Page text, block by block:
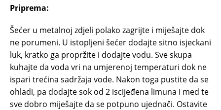
Priprema:
Šećer u metalnoj zdjeli polako zagrijte i miješajte dok
ne porumeni. U istopljeni šećer dodajte sitno isjeckani
luk, kratko ga propržite i dodajte vodu. Sve skupa
kuhajte da voda vri na umjerenoj temperaturi dok ne
ispari trećina sadržaja vode. Nakon toga pustite da se
ohladi, pa dodajte sok od 2 iscijeđena limuna i med te
sve dobro miješajte da se potpuno ujednači. Ostavite